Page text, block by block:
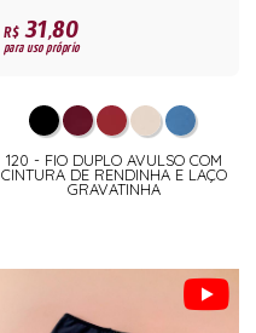
R$31,80
para uso próprio
120 - FIO DUPLO AVULSO COM
CINTURA DE RENDINHA E LAÇO
GRAVATINHA